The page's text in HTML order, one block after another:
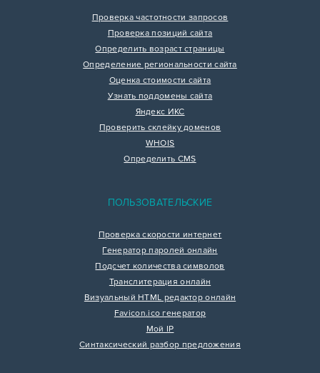
Проверка частотности запросов
Проверка позиций сайта
Определить возраст страницы
Определение региональности сайта
Оценка стоимости сайта
Узнать поддомены сайта
Яндекс ИКС
Проверить склейку доменов
WHOIS
Определить CMS
ПОЛЬЗОВАТЕЛЬСКИЕ
Проверка скорости интернет
Генератор паролей онлайн
Подсчет количества символов
Транслитерация онлайн
Визуальный HTML редактор онлайн
Favicon.ico генератор
Мой IP
Синтаксический разбор предложения